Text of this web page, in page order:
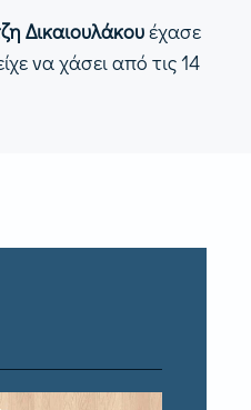
Δικαιουλάκουέχασε
να χάσει από τις 14